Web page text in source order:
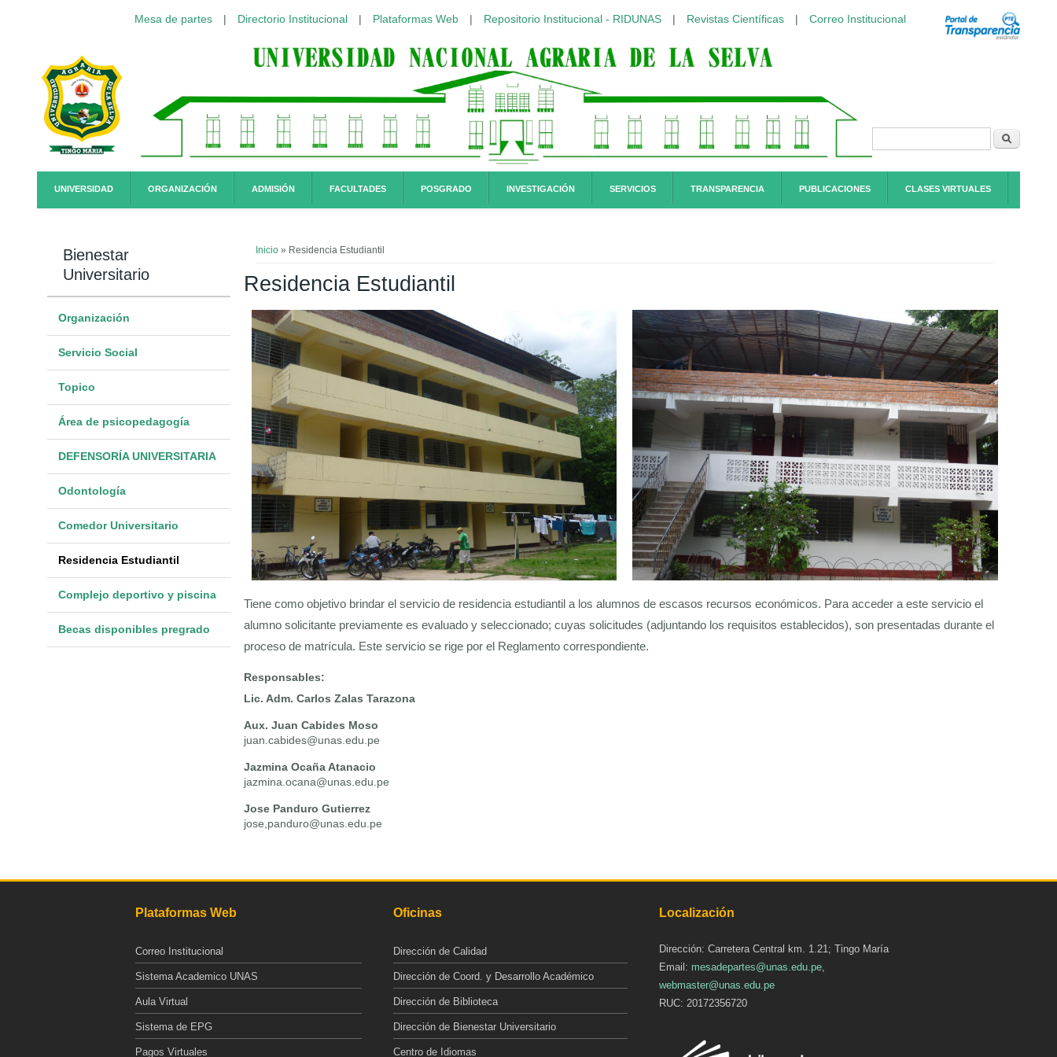
Mesa de partes | Directorio Institucional | Plataformas Web | Repositorio Institucional - RIDUNAS | Revistas Científicas | Correo Institucional
Formulario de
UNIVERSIDAD ORGANIZACIÓN ADMISIÓN FACULTADES POSGRADO INVESTIGACIÓN SERVICIOS TRANSPARENCIA PUBLICACIONES CLASES VIRTUALES
Inicio » Residencia Estudiantil
Residencia Estudiantil
Tiene como objetivo brindar el servicio de residencia estudiantil a los alumnos de escasos recursos económicos. Para acceder a este servicio el
alumno solicitante previamente es evaluado y seleccionado; cuyas solicitudes (adjuntando los requisitos establecidos), son presentadas durante el
proceso de matrícula. Este servicio se rige por el Reglamento correspondiente.
Responsables:
Lic. Adm. Carlos Zalas Tarazona
Aux. Juan Cabides Moso
juan.cabides@unas.edu.pe
Jazmina Ocaña Atanacio
jazmina.ocana@unas.edu.pe
Jose Panduro Gutierrez
jose,panduro@unas.edu.pe
Bienestar
Universitario
Organización
Servicio Social
Topico
Área de psicopedagogía
DEFENSORÍA UNIVERSITARIA
Odontología
Comedor Universitario
Residencia Estudiantil
Complejo deportivo y piscina
Becas disponibles pregrado
Plataformas Web
Correo Institucional
Sistema Academico UNAS
Aula Virtual
Sistema de EPG
Pagos Virtuales
Oficinas
Dirección de Calidad
Dirección de Coord. y Desarrollo Académico
Dirección de Biblioteca
Dirección de Bienestar Universitario
Centro de Idiomas
Localización
Dirección: Carretera Central km. 1.21; Tingo María
Email: mesadepartes@unas.edu.pe,
webmaster@unas.edu.pe
RUC: 20172356720